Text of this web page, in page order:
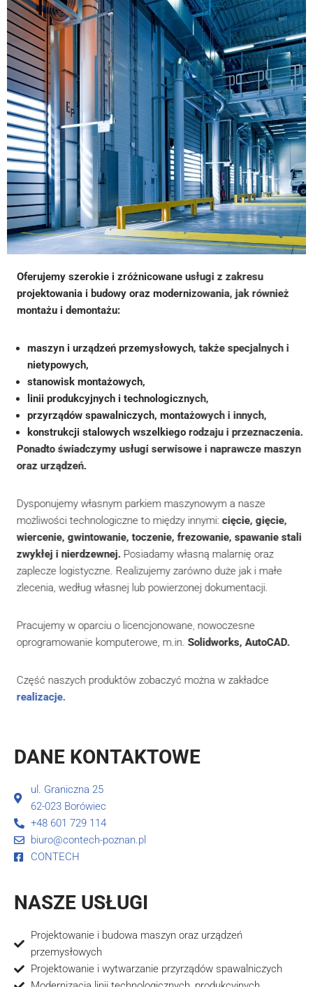
Oferujemy szerokie i zróżnicowane usługi z zakresu
projektowania i budowy oraz modernizowania, jak również
montażu i demontażu:
maszyn i urządzeń przemysłowych, także specjalnych i
nietypowych,
stanowisk montażowych,
linii produkcyjnych i technologicznych,
przyrządów spawalniczych, montażowych i innych,
konstrukcji stalowych wszelkiego rodzaju i przeznaczenia.
Ponadto świadczymy usługi serwisowe i naprawcze maszyn
oraz urządzeń.
Dysponujemy własnym parkiem maszynowym a nasze
możliwości technologiczne to między innymi:cięcie, gięcie,
wiercenie, gwintowanie, toczenie, frezowanie, spawanie stali
zwykłej i nierdzewnej.Posiadamy własną malarnię oraz
zaplecze logistyczne. Realizujemy zarówno duże jak i małe
zlecenia, według własnej lub powierzonej dokumentacji.
Pracujemy w oparciu o licencjonowane, nowoczesne
oprogramowanie komputerowe, m.in.Solidworks, AutoCAD.
Część naszych produktów zobaczyć można w zakładce
realizacje.
NASZE USŁUGI
Projektowanie i budowa maszyn oraz urządzeń
przemysłowych
Projektowanie i wytwarzanie przyrządów spawalniczych
DANE KONTAKTOWE
ul. Graniczna 25
62-023 Borówiec
+48 601 729 114
biuro@contech-poznan.pl
CONTECH